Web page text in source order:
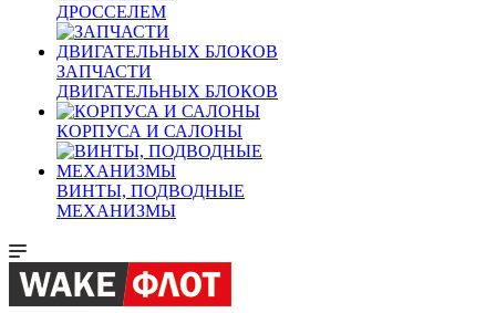
ДРОССЕЛЕМ
ЗАПЧАСТИ
ДВИГАТЕЛЬНЫХ БЛОКОВ
КОРПУСА И САЛОНЫ
ВИНТЫ, ПОДВОДНЫЕ
МЕХАНИЗМЫ